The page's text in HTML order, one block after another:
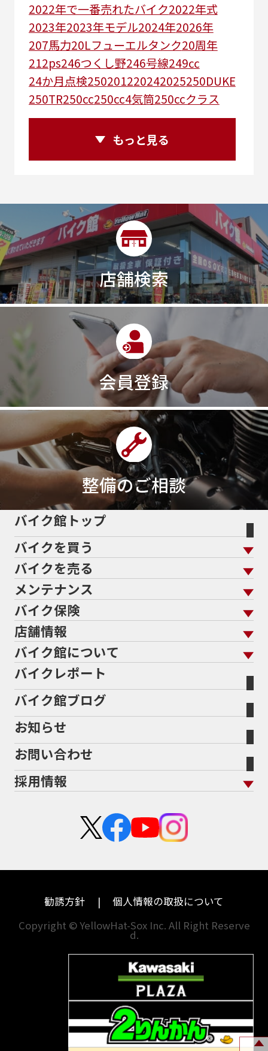
2022年で一番売れたバイク2022年式
2023年2023年モデル2024年2026年
207馬力20Lフューエルタンク20周年
212ps246つくし野246号線249㏄
24か月点検250201220242025250DUKE
250TR250cc250cc4気筒250ccクラス
250ccスーパースポーツ250アメリカン
250ｃｃアドベンチャー250ｃｃツアラー
2年保証付き2月29日まで2本2気筒
2気筒エンジン2級ボイラー技士2輪
300㎞/ｈ30th
30th Anniversary
30th記念モデル30万以下30周年
30周年記念モデル313cc320台限定
320ｃｃ350cc35ps390390ADVENTURE
390DUKE390アドベンチャー
3気筒エンジン
3気筒クロスプレーン3点パニア
3輪スポーツバイク400400X ABS400cc
400ccアメリカン400アメリカン
400ｃｃスポーツ400ｃｃモタード
43馬力464848ps4D94V 4ストローク
4ミニ4月4気筒5/31 5000円 500cc
50cc
50cc新車50cc限定50th Anniversary
50thAnniversary50th記念モデル50周年
50周年記念モデル5600シリーズ
5インチカラーTFT液晶5バルブ5月600cc
60Thモデル 60th
61馬力636cc
689cc690SMCR
701エンデューロ72PS750750cc75th
765773cc800cc80s80万以下
80万以下大型80万円以下82185馬力883
883R890DUKE899 Panigale8月8月11日
8耐8耐見に行きたい
946ml950S950cc
ADDRESSADDRESS 110ADVADV150
ADV160AEROX
AEROX155 ABS
ANNIVERSARYAPEAPE 100 DXAPEX
ARMORED CORE2
Address125
BALIUSⅡBANDIT
BANDIT 1250FBANDIT 1250S
BANDIT1250FBANDIT1250SBBQ
BEETフルエキ
BEETマフラー
BLACKLIMITEDBMW
BMW S1000RR Mパッケージ
BMWS1000R
BMW S1000RR
BMW フルパニアBM‘Sマフラー
BOBBERBOLTBOLT C-Spec
BOLT C-Spec ABS BOLT R-Spec
もっと見る
店舗検索
会員登録
整備のご相談
バイク館トップ
バイクを買う
バイクを買う トップ
バイクを探す
メーカーから探す
色から探す
スタイルから探す
排気量から探す
地域から探す
走行距離から探す
中古車から探す
バイクを売る
バイクを売る トップ
バイク館買取の強み
バイクを高く売るコツ
バイク買取の流れ
全国展開の強み
よくあるご質問
バイク買取強化車両
メーカー別買取相場・
ヤマハ
ホンダ
スズキ
ハーレーダビッドソン
ドゥカティ
トライアンフ
アプリリア
KTM
モトグッツイ
MVアグスタ
他海外ﾒｰｶｰ
メンテナンス
メンテナンス トップ
バイク点検
バイク車検
Bikeep
プロテクションフィルム
バイク保険
バイク保険 トップ
自賠責保険
任意保険
バイク保険無料見積り（現在未加入の方）
バイク保険無料見積り（他社でご加入の方）
盗難保険
店舗情報
店舗情報 トップ
北海道
宮城
福島
茨城
栃木
兵庫
福岡
長崎
熊本
バイク館について
バイク館について トップ
バイク館が選ばれる理由
会社概要
沿革
二輪公正取引協議会加盟店
バイクレポート
バイク館ブログ
お知らせ
お問い合わせ
採用情報
中途採用・アルバイト
勧誘方針
個人情報の取扱について
Copyright © YellowHat-Sox Inc. All Right Reserve
d.